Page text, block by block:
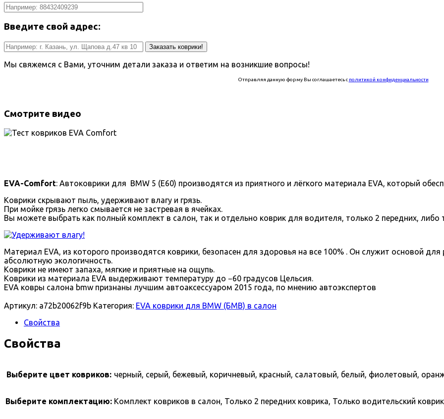
Введите свой адрес:
Заказать коврики!
Мы свяжемся с Вами, уточним детали заказа и ответим на возникшие вопросы!
Отправляя данную форму Вы соглашаетесь с политикой конфиденциальности
Смотрите видео
EVA-Comfort: Автоковрики для BMW 5 (Е60) производятся из приятного и лёгкого материала EVA, который
Коврики скрывают пыль, удерживают влагу и грязь.
При мойке грязь легко смывается не застревая в ячейках.
Вы можете выбрать как полный комплект в салон, так и отдельно коврик для водителя, только 2 передних, либо
Материал EVA, из которого производятся коврики, безопасен для здоровья на все 100% . Он служит основой
абсолютную экологичность.
Коврики не имеют запаха, мягкие и приятные на ощупь.
Коврики из материала EVA выдерживают температуру до −60 градусов Цельсия.
EVA ковры салона bmw признаны лучшим автоаксессуаром 2015 года, по мнению автоэкспертов
Артикул: a72b20062f9b Категория: EVA коврики для BMW (БМВ) в салон
Свойства
Свойства
Выберите цвет ковриков: черный, серый, бежевый, коричневый, красный, салатовый, белый, фиолетовый,
Выберите комплектацию: Комплект ковриков в салон, Только 2 передних коврика, Только водительский